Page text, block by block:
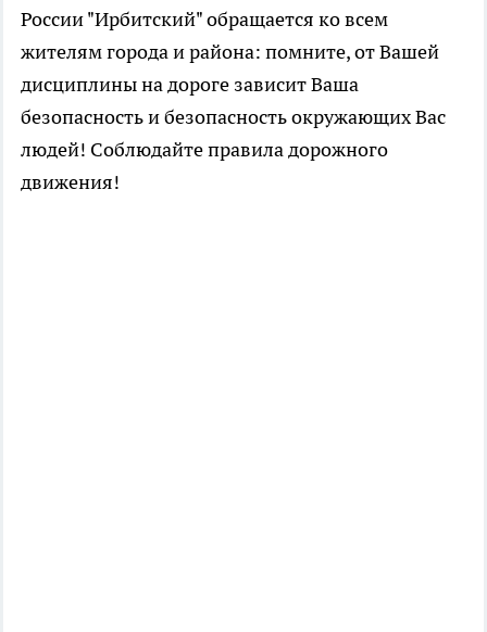
России "Ирбитский" обращается ко всем
жителям города и района: помните, от Вашей
дисциплины на дороге зависит Ваша
безопасность и безопасность окружающих Вас
людей! Соблюдайте правила дорожного
движения!